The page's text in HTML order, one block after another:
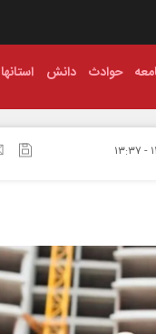
حوادث دانش استانها